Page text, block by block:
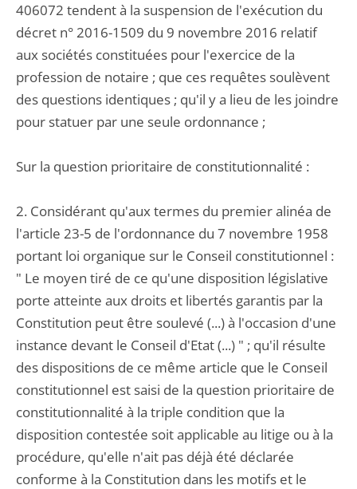
406072 tendent à la suspension de l'exécution du
décret n° 2016-1509 du 9 novembre 2016 relatif
aux sociétés constituées pour l'exercice de la
profession de notaire ; que ces requêtes soulèvent
des questions identiques ; qu'il y a lieu de les joindre
pour statuer par une seule ordonnance ;
Sur la question prioritaire de constitutionnalité :
2. Considérant qu'aux termes du premier alinéa de
l'article 23-5 de l'ordonnance du 7 novembre 1958
portant loi organique sur le Conseil constitutionnel :
" Le moyen tiré de ce qu'une disposition législative
porte atteinte aux droits et libertés garantis par la
Constitution peut être soulevé (...) à l'occasion d'une
instance devant le Conseil d'Etat (...) " ; qu'il résulte
des dispositions de ce même article que le Conseil
constitutionnel est saisi de la question prioritaire de
constitutionnalité à la triple condition que la
disposition contestée soit applicable au litige ou à la
procédure, qu'elle n'ait pas déjà été déclarée
conforme à la Constitution dans les motifs et le